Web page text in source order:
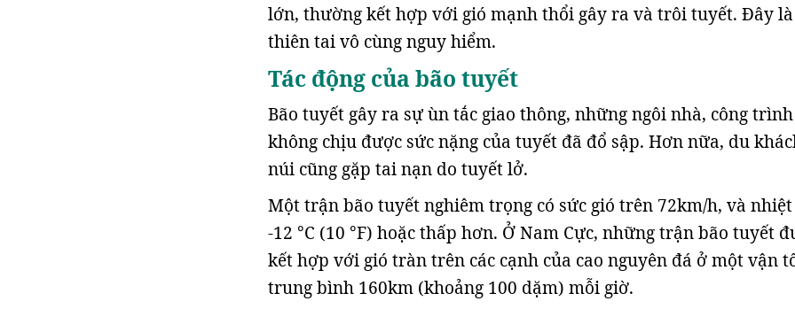
lớn, thường kết hợp với gió mạnh thổi gây ra và trôi tuyết. Đây
thiên tai vô cùng nguy hiểm.
Tác động của bão tuyết
Bão tuyết gây ra sự ùn tắc giao thông, những ngôi nhà, công
không chịu được sức nặng của tuyết đã đổ sập. Hơn nữa, du
núi cũng gặp tai nạn do tuyết lở.
Một trận bão tuyết nghiêm trọng có sức gió trên 72km/h, và
-12 °C (10 °F) hoặc thấp hơn. Ở Nam Cực, những trận bão tuyết
kết hợp với gió tràn trên các cạnh của cao nguyên đá ở một vận
trung bình 160km (khoảng 100 dặm) mỗi giờ.